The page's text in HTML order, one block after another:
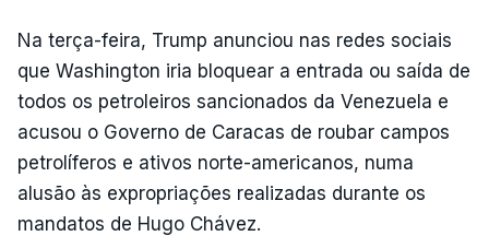
Na terça-feira, Trump anunciou nas redes sociais
que Washington iria bloquear a entrada ou saída de
todos os petroleiros sancionados da Venezuela e
acusou o Governo de Caracas de roubar campos
petrolíferos e ativos norte-americanos, numa
alusão às expropriações realizadas durante os
mandatos de Hugo Chávez.